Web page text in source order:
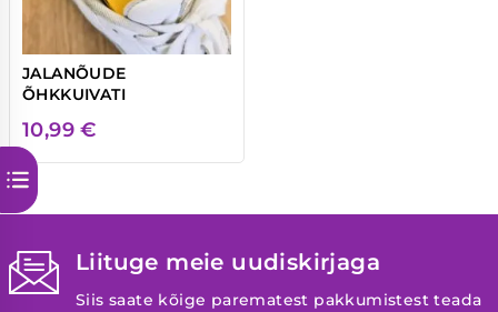
JALANÕUDE
ÕHKKUIVATI
10,99€
Liituge meie uudiskirjaga
Siis saate kõige parematest pakkumistest teada